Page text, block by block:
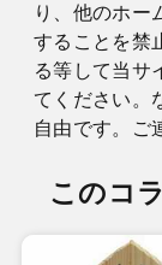
り、他のホー
することを禁
る等して当サ
てください。
自由です。ご
このコ